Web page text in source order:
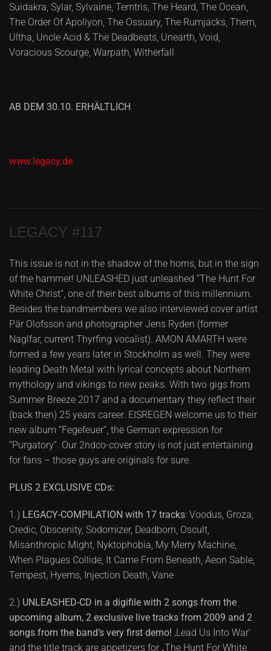
Suidakra, Sylar, Sylvaine, Temtris, The Heard, The Ocean,
The Order Of Apollyon, The Ossuary, The Rumjacks, Them,
Ultha, Uncle Acid & The Deadbeats, Unearth, Void,
Voracious Scourge, Warpath, Witherfall
AB DEM 30.10. ERHÄLTLICH
www.legacy.de
LEGACY #117
This issue is not in the shadow of the horns, but in the sign
of the hammer! UNLEASHED just unleashed “The Hunt For
White Christ“, one of their best albums of this millennium.
Besides the bandmembers we also interviewed cover artist
Pär Olofsson and photographer Jens Ryden (former
Naglfar, current Thyrfing vocalist). AMON AMARTH were
formed a few years later in Stockholm as well. They were
leading Death Metal with lyrical concepts about Northern
mythology and vikings to new peaks. With two gigs from
Summer Breeze 2017 and a documentary they reflect their
(back then) 25 years career. EISREGEN welcome us to their
new album “Fegefeuer”, the German expression for
“Purgatory”. Our 2ndco-cover story is not just entertaining
for fans – those guys are originals for sure.
PLUS 2 EXCLUSIVE CDs:
1.) LEGACY-COMPILATION with 17 tracks: Voodus, Groza,
Credic, Obscenity, Sodomizer, Deadborn, Oscult,
Misanthropic Might, Nyktophobia, My Merry Machine,
When Plagues Collide, It Came From Beneath, Aeon Sable,
Tempest, Hyems, Injection Death, Vane
2.) UNLEASHED-CD in a digifile with 2 songs from the
upcoming album, 2 exclusive live tracks from 2009 and 2
songs from the band’s very first demo! ‚Lead Us Into War‘
and the title track are appetizers for „The Hunt For White